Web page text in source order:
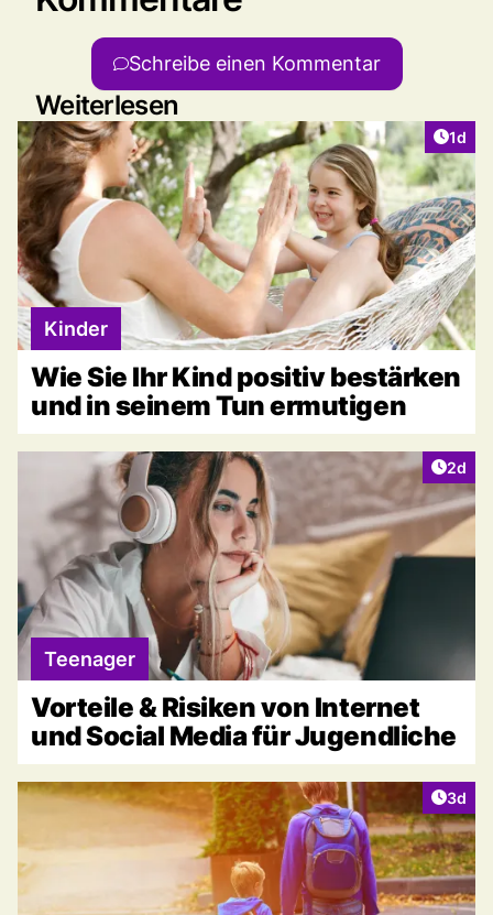
Schreibe einen Kommentar
Weiterlesen
1d
Kinder
Wie Sie Ihr Kind positiv bestärken
und in seinem Tun ermutigen
2d
Teenager
Vorteile & Risiken von Internet
und Social Media für Jugendliche
3d